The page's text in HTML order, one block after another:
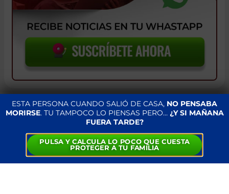
UN JOVEN DE 17 AÑOS MUERE
EN UN ACCIDENTE DE MOTO EN
GILET
ESTA PERSONA CUANDO SALIÓ DE CASA, NO PENSABA
MORIRSE. TU TAMPOCO LO PIENSAS PERO… ¿Y SI MAÑANA
FUERA TARDE?
PULSA Y CALCULA LO POCO QUE CUESTA
PROTEGER A TU FAMILIA